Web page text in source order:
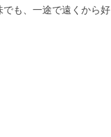
も、一途で遠くから